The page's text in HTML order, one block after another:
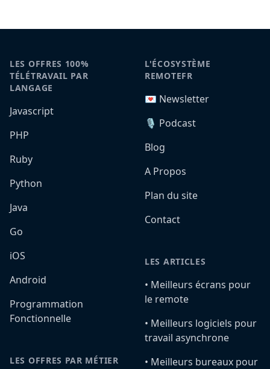
LES OFFRES 100%
TÉLÉTRAVAIL PAR
LANGAGE
Javascript
PHP
Ruby
Python
Java
Go
iOS
Android
Programmation
Fonctionnelle
LES OFFRES PAR MÉTIER
L'ÉCOSYSTÈME
REMOTEFR
💌 Newsletter
🎙️ Podcast
Blog
A Propos
Plan du site
Contact
LES ARTICLES
•️ Meilleurs écrans pour
le remote
•️ Meilleurs logiciels pour
travail asynchrone
•️ Meilleurs bureaux pour